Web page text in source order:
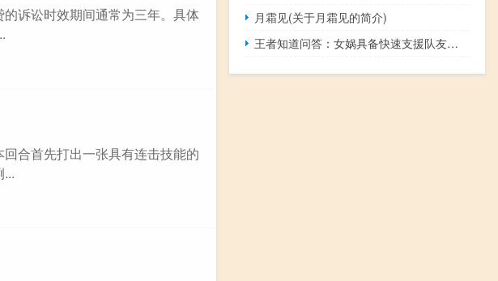
诉讼时效期间通常为三年。具体
合首先打出一张具有连击技能的
月霜见(关于月霜见的简介)
王者知道问答：女娲具备快速支援队友的能力主要是因为3技能可什么到指定位置